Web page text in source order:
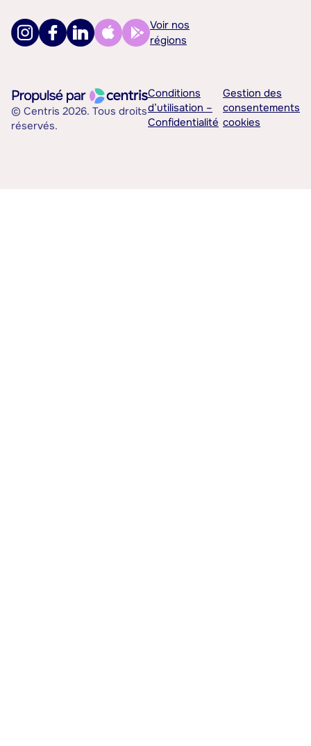
Voir nos
régions
© Centris 2026. Tous droits
réservés.
Conditions
d’utilisation –
Confidentialité
Gestion des
consentements
cookies